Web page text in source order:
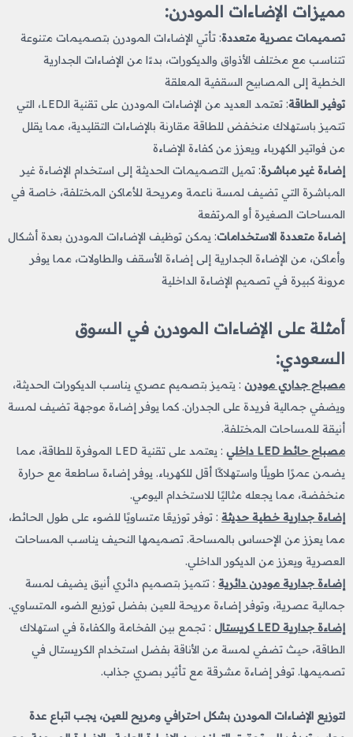
مميزات الإضاءات المودرن:
تصميمات عصرية متعددة: تأتي الإضاءات المودرن بتصميمات متنوعة
تتناسب مع مختلف الأذواق والديكورات، بدءًا من الإضاءات الجدارية
الخطية إلى المصابيح السقفية المعلقة​
توفير الطاقة
: تعتمد العديد من الإضاءات المودرن على تقنية الـLED، التي
تتميز باستهلاك منخفض للطاقة مقارنة بالإضاءات التقليدية، مما يقلل
من فواتير الكهرباء ويعزز من كفاءة الإضاءة​
إضاءة غير مباشرة: تميل التصميمات الحديثة إلى استخدام الإضاءة غير
المباشرة التي تضيف لمسة ناعمة ومريحة للأماكن المختلفة، خاصة في
المساحات الصغيرة أو المرتفعة​
إضاءة متعددة الاستخدامات: يمكن توظيف الإضاءات المودرن بعدة أشكال
وأماكن، من الإضاءة الجدارية إلى إضاءة الأسقف والطاولات، مما يوفر
مرونة كبيرة في تصميم الإضاءة الداخلية​
أمثلة على الإضاءات المودرن في السوق
السعودي:
مصباح جداري مودرن : يتميز بتصميم عصري يناسب الديكورات الحديثة،
ويضفي جمالية فريدة على الجدران. كما يوفر إضاءة موجهة تضيف لمسة
أنيقة للمساحات المختلفة.
مصباح حائط LED داخلي
: يعتمد على تقنية LED الموفرة للطاقة، مما
يضمن عمرًا طويلًا واستهلاكًا أقل للكهرباء. يوفر إضاءة ساطعة مع حرارة
منخفضة، مما يجعله مثاليًا للاستخدام اليومي.
إضاءة جدارية خطية حديثة : توفر توزيعًا متساويًا للضوء على طول الحائط،
مما يعزز من الإحساس بالمساحة. تصميمها النحيف يناسب المساحات
العصرية ويعزز من الديكور الداخلي.
إضاءة جدارية مودرن دائرية : تتميز بتصميم دائري أنيق يضيف لمسة
جمالية عصرية، وتوفر إضاءة مريحة للعين بفضل توزيع الضوء المتساوي.
إضاءة جدارية LED كريستال
: تجمع بين الفخامة والكفاءة في استهلاك
الطاقة، حيث تضفي لمسة من الأناقة بفضل استخدام الكريستال في
تصميمها. توفر إضاءة مشرقة مع تأثير بصري جذاب.
لتوزيع الإضاءات المودرن بشكل احترافي ومريح للعين، يجب اتباع عدة